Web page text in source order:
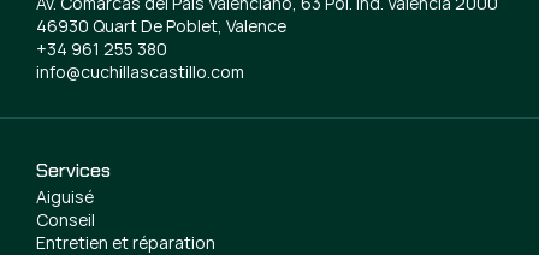
Services
Aiguisé
Conseil
Entretien et réparation
46930 Quart De Poblet, Valence
+34 961 255 380
info@cuchillascastillo.com